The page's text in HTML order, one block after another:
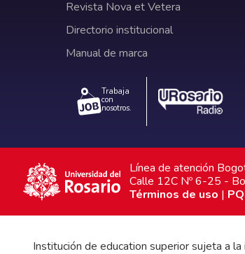
Revista Nova et Vetera
Directorio institucional
Manual de marca
Trabaja
con
nosotros.
Línea de atención
Calle 12C Nº 6-25 -
Términos de uso |
Institución de education superior sujeta a